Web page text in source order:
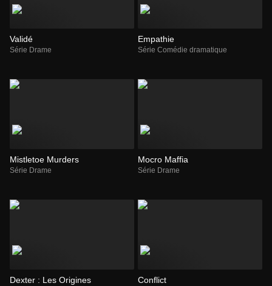
Validé
Série Drame
Empathie
Série Comédie dramatique
Mistletoe Murders
Série Drame
Mocro Maffia
Série Drame
Dexter : Les Origines Conflict